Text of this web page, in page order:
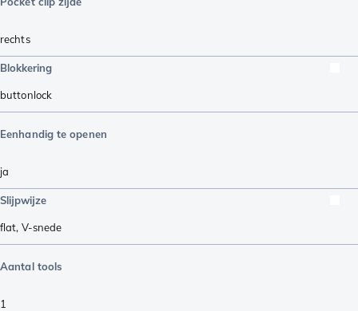
rechts
Blokkering
buttonlock
Eenhandig te openen
ja
Slijpwijze
flat, V-snede
Aantal tools
1